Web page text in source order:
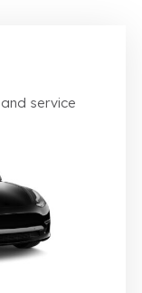
service